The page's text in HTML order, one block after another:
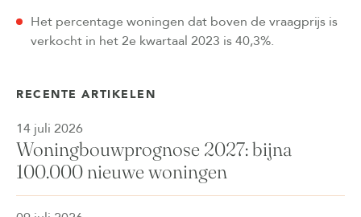
Het percentage woningen dat boven de vraagprijs is
verkocht in het 2e kwartaal 2023 is 40,3%.
RECENTE ARTIKELEN
14 juli 2026
Woningbouwprognose 2027: bijna
100.000 nieuwe woningen